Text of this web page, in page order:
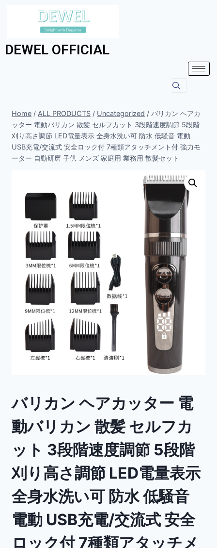
DEWEL OFFICIAL
Home / ALL PRODUCTS / Uncategorized / バリカン ヘアカ
ッター 電動バリカン 散髪 セルフカット 3段階速度調節 5段階
刈り高さ調節 LED電量表示 全身水洗い可 防水 低騒音 電動
USB充電/交流式 安全ロック付 7種類アタッチメント付 強力モ
ーター 自動研磨 子供 メンズ 家庭用 業務用 散髪セット
バリカン ヘアカッター 電
動バリカン 散髪 セルフカ
ット 3段階速度調節 5段階
刈り高さ調節 LED電量表示
全身水洗い可 防水 低騒音
電動 USB充電/交流式 安全
ロック付 7種類アタッチメ